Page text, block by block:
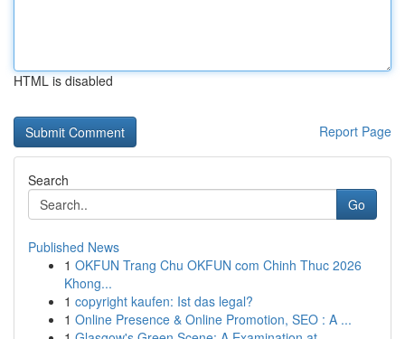
HTML is disabled
Report Page
Search
Go
Published News
1 OKFUN Trang Chu OKFUN com Chinh Thuc 2026
Khong...
1 copyright kaufen: Ist das legal?
1 Online Presence & Online Promotion, SEO : A ...